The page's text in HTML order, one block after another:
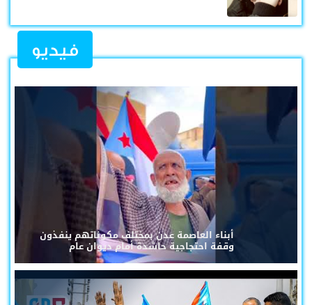
فيديو
أبناء العاصمة عدن بمختلف مكوناتهم ينفذون
وقفة احتجاجية حاشدة أمام ديوان عام